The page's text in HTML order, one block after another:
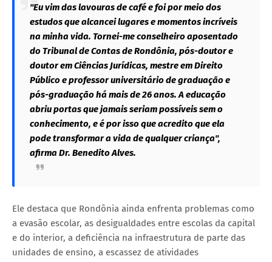
"Eu vim das lavouras de café e foi por meio dos
estudos que alcancei lugares e momentos incríveis
na minha vida. Tornei-me conselheiro aposentado
do Tribunal de Contas de Rondônia, pós-doutor e
doutor em Ciências Jurídicas, mestre em Direito
Público e professor universitário de graduação e
pós-graduação há mais de 26 anos. A educação
abriu portas que jamais seriam possíveis sem o
conhecimento, e é por isso que acredito que ela
pode transformar a vida de qualquer criança",
afirma Dr. Benedito Alves.
Ele destaca que Rondônia ainda enfrenta problemas como
a evasão escolar, as desigualdades entre escolas da capital
e do interior, a deficiência na infraestrutura de parte das
unidades de ensino, a escassez de atividades